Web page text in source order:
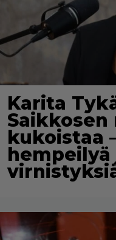
Karita
Saikkosen
kukoistaa